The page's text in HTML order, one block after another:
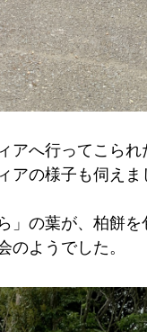
アへ行ってこられ
アの様子も伺えま
」の葉が、柏餅を
のようでした。